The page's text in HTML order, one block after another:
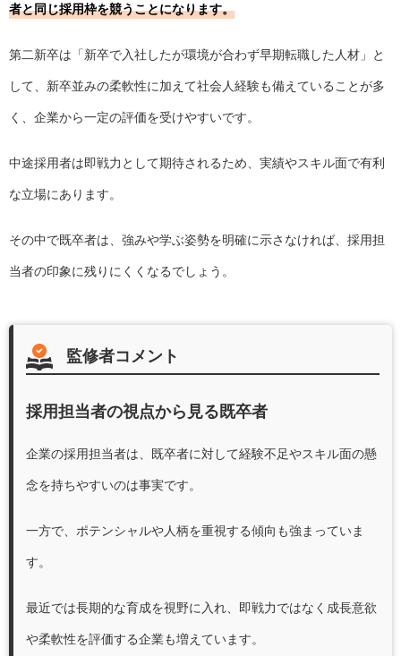
者と同じ採用枠を競うことになります。
第二新卒は「新卒で入社したが環境が合わず早期転職した人材」と
して、新卒並みの柔軟性に加えて社会人経験も備えていることが多
く、企業から一定の評価を受けやすいです。
中途採用者は即戦力として期待されるため、実績やスキル面で有利
な立場にあります。
その中で既卒者は、強みや学ぶ姿勢を明確に示さなければ、採用担
当者の印象に残りにくくなるでしょう。
監修者コメント
採用担当者の視点から見る既卒者
企業の採用担当者は、既卒者に対して経験不足やスキル面の懸
念を持ちやすいのは事実です。
一方で、ポテンシャルや人柄を重視する傾向も強まっていま
す。
最近では長期的な育成を視野に入れ、即戦力ではなく成長意欲
や柔軟性を評価する企業も増えています。